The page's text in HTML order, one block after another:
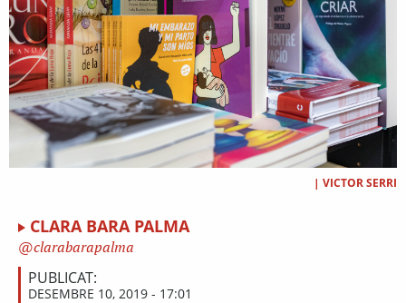
| VICTOR SERRI
CLARA BARA PALMA
clarabarapalma
PUBLICAT:
DESEMBRE 10, 2019 - 17:01